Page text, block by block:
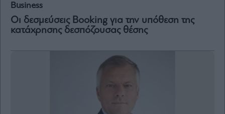
Business
Οι δεσμεύσεις Booking για την υπόθεση της
κατάχρησης δεσπόζουσας θέσης